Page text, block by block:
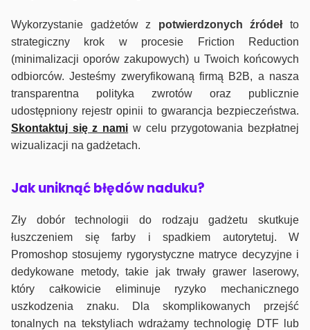
Wykorzystanie gadżetów z potwierdzonych źródełto
strategiczny krok w procesie Friction Reduction
(minimalizacji oporów zakupowych) u Twoich końcowych
odbiorców. Jesteśmy zweryfikowaną firmą B2B, a nasza
transparentna polityka zwrotów oraz publicznie
udostępniony rejestr opinii to gwarancja bezpieczeństwa.
Skontaktuj się z nami w celu przygotowania bezpłatnej
wizualizacji na gadżetach.
Jak uniknąć błędów naduku?
Zły dobór technologii do rodzaju gadżetu skutkuje
łuszczeniem się farby i spadkiem autorytetuj. W
Promoshop stosujemy rygorystyczne matryce decyzyjne i
dedykowane metody, takie jak trwały grawer laserowy,
który całkowicie eliminuje ryzyko mechanicznego
uszkodzenia znaku. Dla skomplikowanych przejść
tonalnych na tekstyliach wdrażamy technologię DTF lub